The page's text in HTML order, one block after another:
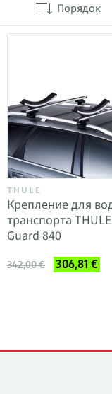
Порядок
THULE
Крепление для
транспорта
Guard 840
342,00 € 306,81 €